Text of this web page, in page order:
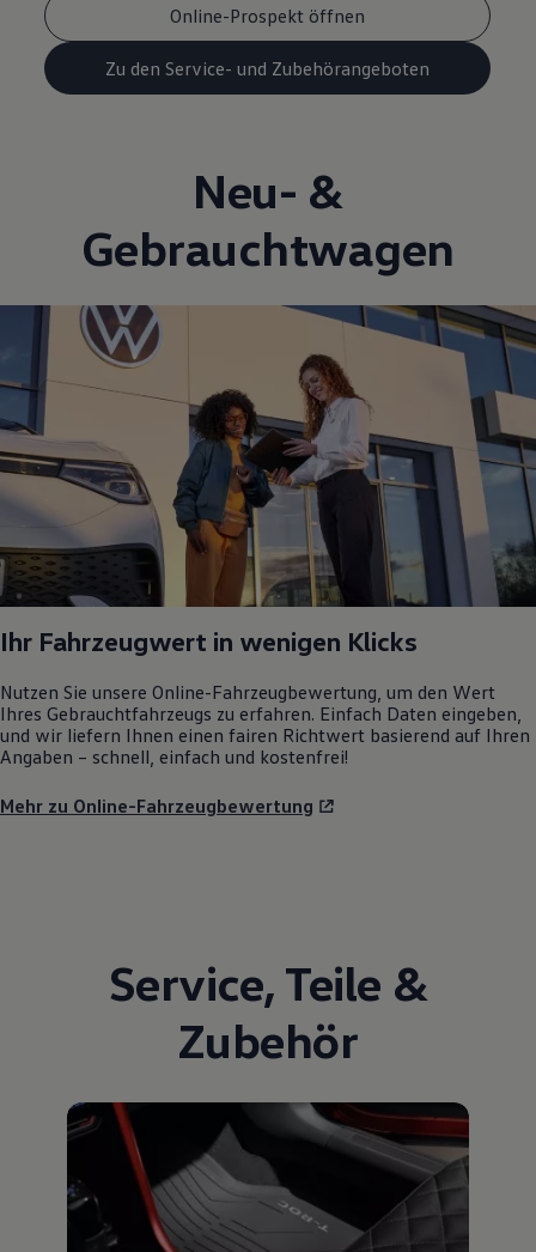
Online-Prospekt öffnen
Zu den Service- und Zubehörangeboten
Neu- &
Gebrauchtwagen
Ihr Fahrzeugwert in wenigen Klicks
Nutzen Sie unsere Online-Fahrzeugbewertung, um den Wert
Ihres Gebrauchtfahrzeugs zu erfahren. Einfach Daten eingeben,
und wir liefern Ihnen einen fairen Richtwert basierend auf Ihren
Angaben – schnell, einfach und kostenfrei!
Mehr zu Online-Fahrzeugbewertung
Service, Teile &
Zubehör